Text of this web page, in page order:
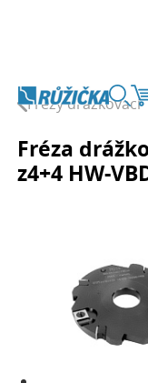
Frézy drážkovací
Fréza
z4+4 HW-